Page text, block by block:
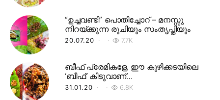
“ഉച്ചവണ്ടി” പൊതിച്ചോറ് – മനസ്സു
നിറയ്ക്കുന്ന രുചിയും സംതൃപ്തിയും
20.07.20 7.7K
ബീഫ് പ്രേമികളേ, ഈ കുഴിക്കടയിലെ
‘ബീഫ്’ കിടുവാണ്…
31.01.20 6.8K